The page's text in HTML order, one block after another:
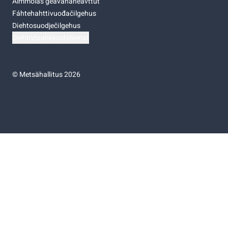
Fáhtehahttivuođačilgehus
Diehtosuodječilgehus
©Metsähallitus 2026